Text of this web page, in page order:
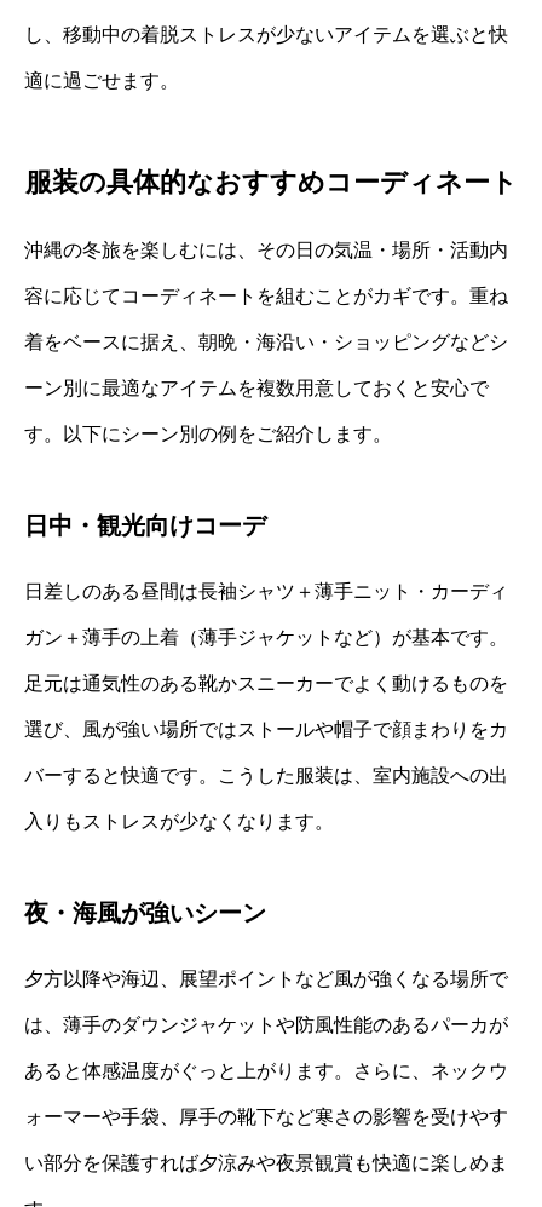
し、移動中の着脱ストレスが少ないアイテムを選ぶと快
適に過ごせます。
服装の具体的なおすすめコーディネート
沖縄の冬旅を楽しむには、その日の気温・場所・活動内
容に応じてコーディネートを組むことがカギです。重ね
着をベースに据え、朝晩・海沿い・ショッピングなどシ
ーン別に最適なアイテムを複数用意しておくと安心で
す。以下にシーン別の例をご紹介します。
日中・観光向けコーデ
日差しのある昼間は長袖シャツ＋薄手ニット・カーディ
ガン＋薄手の上着（薄手ジャケットなど）が基本です。
足元は通気性のある靴かスニーカーでよく動けるものを
選び、風が強い場所ではストールや帽子で顔まわりをカ
バーすると快適です。こうした服装は、室内施設への出
入りもストレスが少なくなります。
夜・海風が強いシーン
夕方以降や海辺、展望ポイントなど風が強くなる場所で
は、薄手のダウンジャケットや防風性能のあるパーカが
あると体感温度がぐっと上がります。さらに、ネックウ
ォーマーや手袋、厚手の靴下など寒さの影響を受けやす
い部分を保護すれば夕涼みや夜景観賞も快適に楽しめま